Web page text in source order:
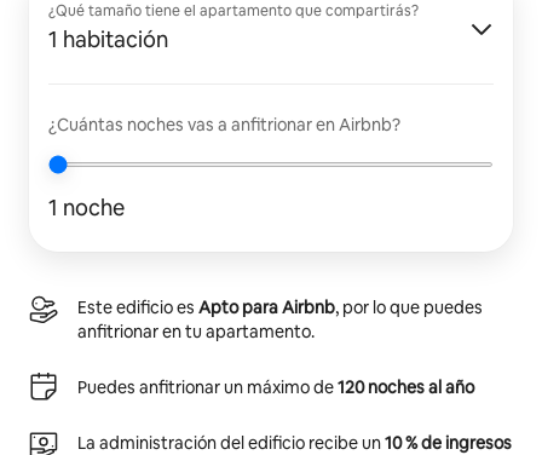
¿Qué tamaño tiene el apartamento que compartirás?
1 habitación
¿Cuántas noches vas a anfitrionar en Airbnb?
1 noche
Este edificio es Apto para Airbnb, por lo que puedes
anfitrionar en tu apartamento.
Puedes anfitrionar un máximo de120 noches al año
La administración del edificio recibe un10 % de ingresos